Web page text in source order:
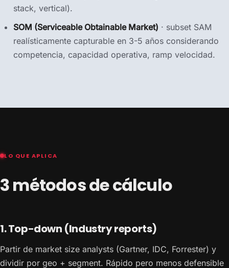
stack, vertical).
SOM (Serviceable Obtainable Market) · subset SAM
realísticamente capturable en 3-5 años considerando
competencia, capacidad operativa, ramp velocidad.
LO QUE APLICA
3 métodos de cálculo
1. Top-down (Industry reports)
Partir de market size analysts (Gartner, IDC, Forrester) y
dividir por geo + segment. Rápido pero menos defensible